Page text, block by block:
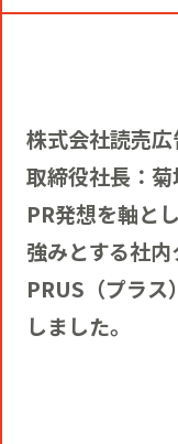
クリエイティ
アクティベー
メディアビジネ
推進体制
社会
ガバナンス
役員一覧
本社・支社ア
通年採用
カムバック採
障がい者採用
株式会社読売
取締役社長：菊
PR発想を軸と
強みとする社
PRUS（プラス
しました。